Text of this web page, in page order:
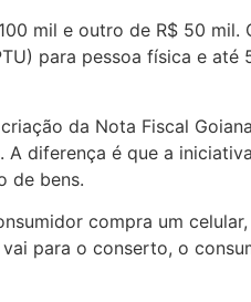
mil e outro de R$ 50 mil.
para pessoa física e até
da Nota Fiscal
diferença é que a
de bens.
compra um
para o conserto, o